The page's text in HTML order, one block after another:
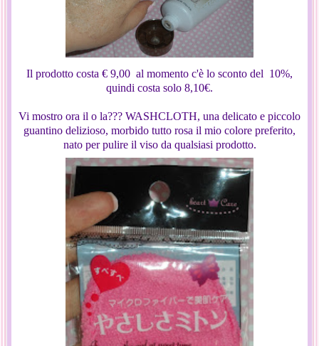
Il prodotto costa € 9,00 al momento c'è lo sconto del 10%,
quindi costa solo 8,10€.
Vi mostro ora il o la??? WASHCLOTH, una delicato e piccolo
guantino delizioso, morbido tutto rosa il mio colore preferito,
nato per pulire il viso da qualsiasi prodotto.